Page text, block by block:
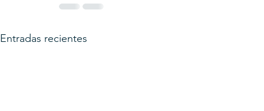
Entradas recientes